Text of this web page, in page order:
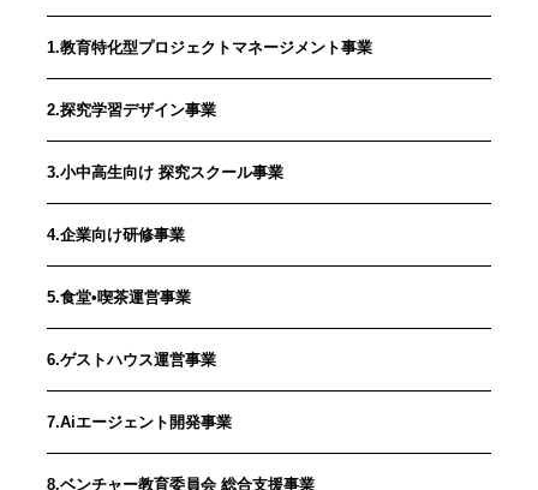
1.教育特化型プロジェクトマネージメント事業
2.探究学習デザイン事業
3.小中高生向け 探究スクール事業
4.企業向け研修事業
5.食堂•喫茶運営事業
6.ゲストハウス運営事業
7.Aiエージェント開発事業
8.ベンチャー教育委員会 総合支援事業